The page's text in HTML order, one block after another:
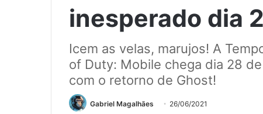
inesperado dia
Icem as velas, marujos! A
of Duty: Mobile chega dia 28
com o retorno de Ghost!
Gabriel Magalhães 26/06/2021